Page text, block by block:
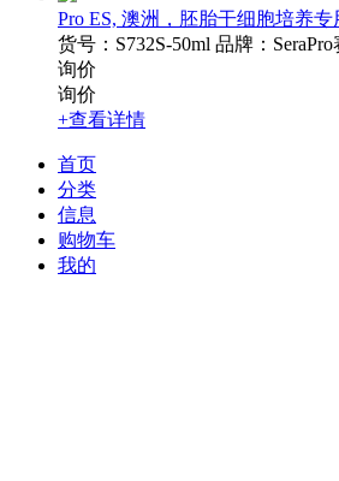
Pro ES, 澳洲，胚胎干细胞培养
货号：S732S-50ml 品牌：
询价
询价
+查看详情
首页
分类
信息
购物车
我的